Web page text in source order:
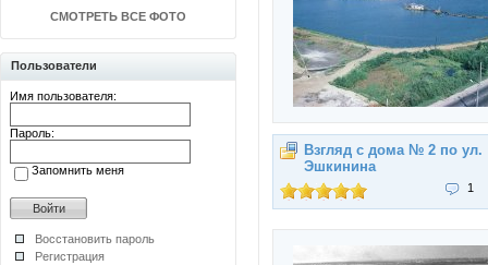
СМОТРЕТЬ ВСЕ ФОТО
Пользователи
Имя пользователя:
Пароль:
Запомнить меня
Восстановить пароль
Регистрация
Взгляд с дома № 2 по ул.
Эшкинина
1